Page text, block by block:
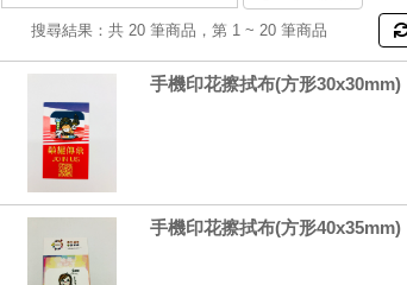
搜尋結果：共 20 筆商品，第 1 ~ 20 筆商品
手機印花擦拭布(方形30x30mm)
手機印花擦拭布(方形40x35mm)